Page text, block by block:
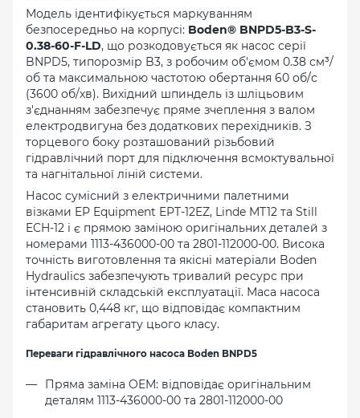
Модель ідентифікується маркуванням
безпосередньо на корпусі: Boden® BNPD5-B3-S-
0.38-60-F-LD, що розкодовується як насос серії
BNPD5, типорозмір B3, з робочим об'ємом 0.38 см³/
об та максимальною частотою обертання 60 об/с
(3600 об/хв). Вихідний шпиндель із шліцьовим
з'єднанням забезпечує пряме зчеплення з валом
електродвигуна без додаткових перехідників. З
торцевого боку розташований різьбовий
гідравлічний порт для підключення всмоктувальної
та нагнітальної ліній системи.
Насос сумісний з електричними палетними
візками EP Equipment EPT-12EZ, Linde MT12 та Still
ECH-12 і є прямою заміною оригінальних деталей з
номерами 1113-436000-00 та 2801-112000-00. Висока
точність виготовлення та якісні матеріали Boden
Hydraulics забезпечують тривалий ресурс при
інтенсивній складській експлуатації. Маса насоса
становить 0,448 кг, що відповідає компактним
габаритам агрегату цього класу.
Переваги гідравлічного насоса Boden BNPD5
Пряма заміна OEM: відповідає оригінальним
деталям 1113-436000-00 та 2801-112000-00